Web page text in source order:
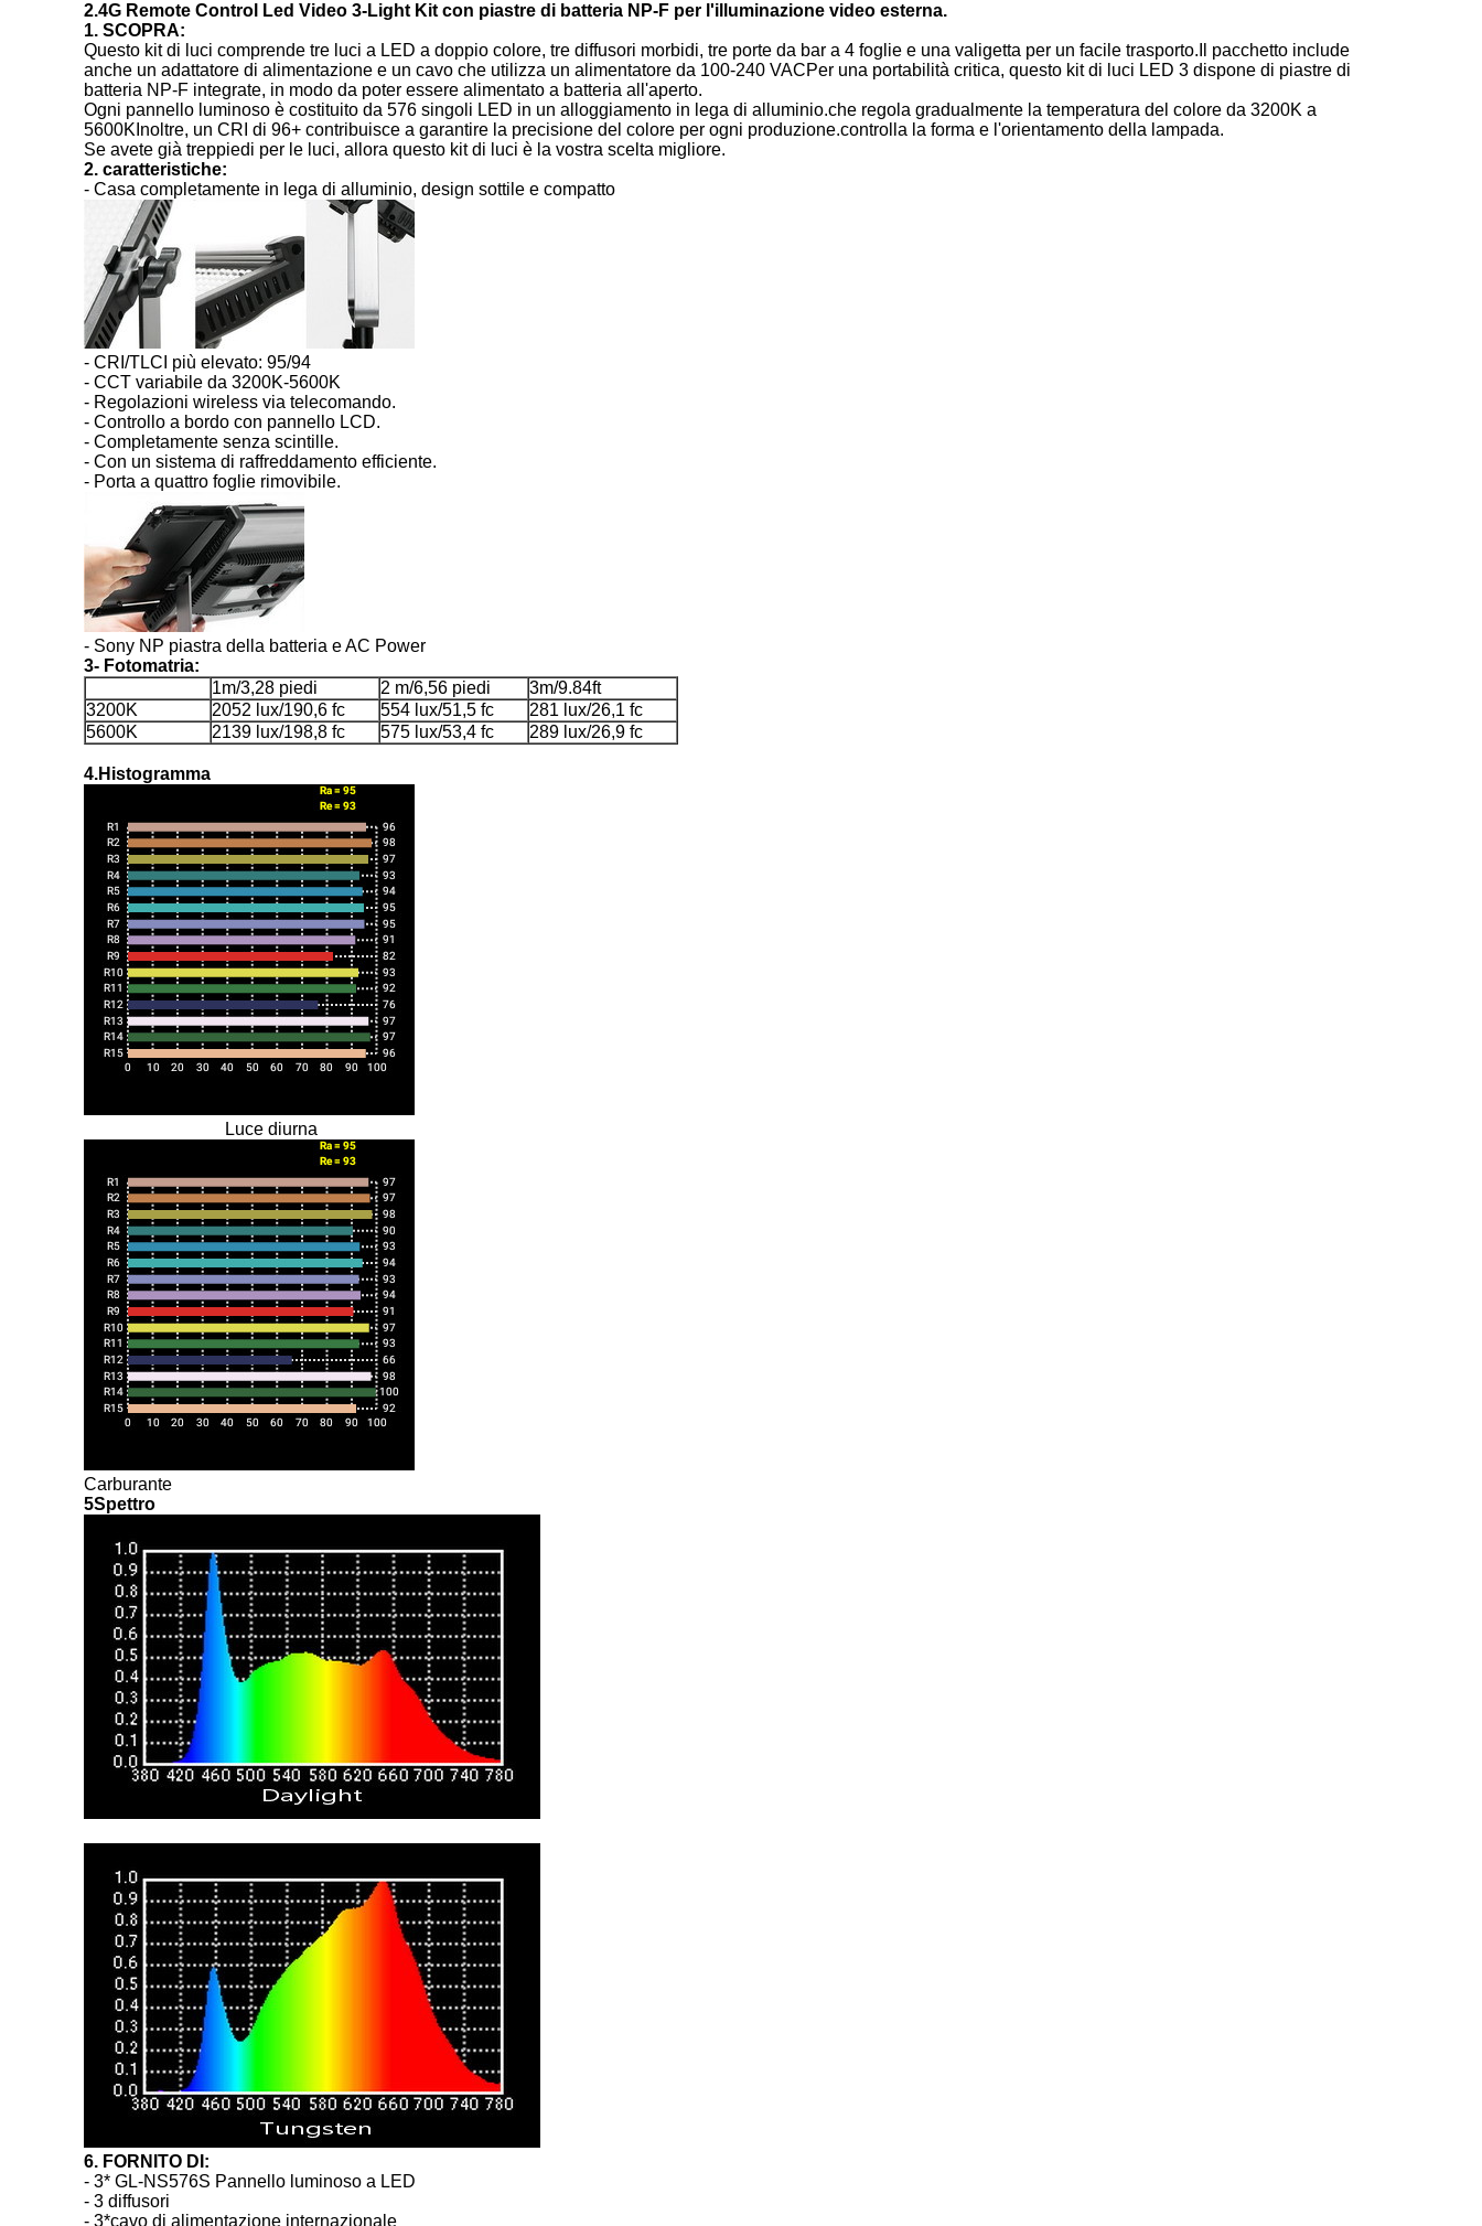
2.4G Remote Control Led Video 3-Light Kit con piastre di batteria NP-F per l'illuminazione video esterna.
1. SCOPRA:
Questo kit di luci comprende tre luci a LED a doppio colore, tre diffusori morbidi, tre porte da bar a 4 foglie e una valigetta per un facile trasporto.Il pacchetto include
anche un adattatore di alimentazione e un cavo che utilizza un alimentatore da 100-240 VACPer una portabilità critica, questo kit di luci LED 3 dispone di piastre di
batteria NP-F integrate, in modo da poter essere alimentato a batteria all'aperto.
Ogni pannello luminoso è costituito da 576 singoli LED in un alloggiamento in lega di alluminio.che regola gradualmente la temperatura del colore da 3200K a
5600KInoltre, un CRI di 96+ contribuisce a garantire la precisione del colore per ogni produzione.controlla la forma e l'orientamento della lampada.
Se avete già treppiedi per le luci, allora questo kit di luci è la vostra scelta migliore.
2. caratteristiche:
- Casa completamente in lega di alluminio, design sottile e compatto
- CRI/TLCI più elevato: 95/94
- CCT variabile da 3200K-5600K
- Regolazioni wireless via telecomando.
- Controllo a bordo con pannello LCD.
- Completamente senza scintille.
- Con un sistema di raffreddamento efficiente.
- Porta a quattro foglie rimovibile.
- Sony NP piastra della batteria e AC Power
3- Fotomatria:
1m/3,28 piedi
2 m/6,56 piedi
3m/9.84ft
3200K
2052 lux/190,6 fc 554 lux/51,5 fc
281 lux/26,1 fc
5600K
2139 lux/198,8 fc 575 lux/53,4 fc 289 lux/26,9 fc
4.Histogramma
Luce diurna
Carburante
5Spettro
6. FORNITO DI:
- 3* GL-NS576S Pannello luminoso a LED
- 3 diffusori
- 3*cavo di alimentazione internazionale